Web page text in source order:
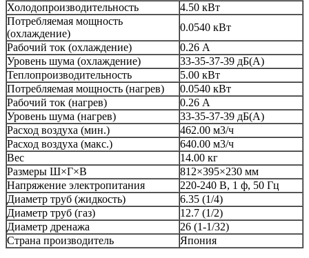
Холодопроизводительность
4.50 кВт
Потребляемая мощность
(охлаждение)
0.0540 кВт
Рабочий ток (охлаждение)
0.26 А
Уровень шума (охлаждение)
33-35-37-39 дБ(А)
Теплопроизводительность
5.00 кВт
Потребляемая мощность (нагрев)
0.0540 кВт
Рабочий ток (нагрев)
0.26 А
Уровень шума (нагрев)
33-35-37-39 дБ(А)
Расход воздуха (мин.)
462.00 м3/ч
Расход воздуха (макс.)
640.00 м3/ч
Вес
14.00 кг
Размеры Ш×Г×В
812×395×230 мм
Напряжение электропитания
220-240 В, 1 ф, 50 Гц
Диаметр труб (жидкость)
6.35 (1/4)
Диаметр труб (газ)
12.7 (1/2)
Диаметр дренажа
26 (1-1/32)
Страна производитель
Япония